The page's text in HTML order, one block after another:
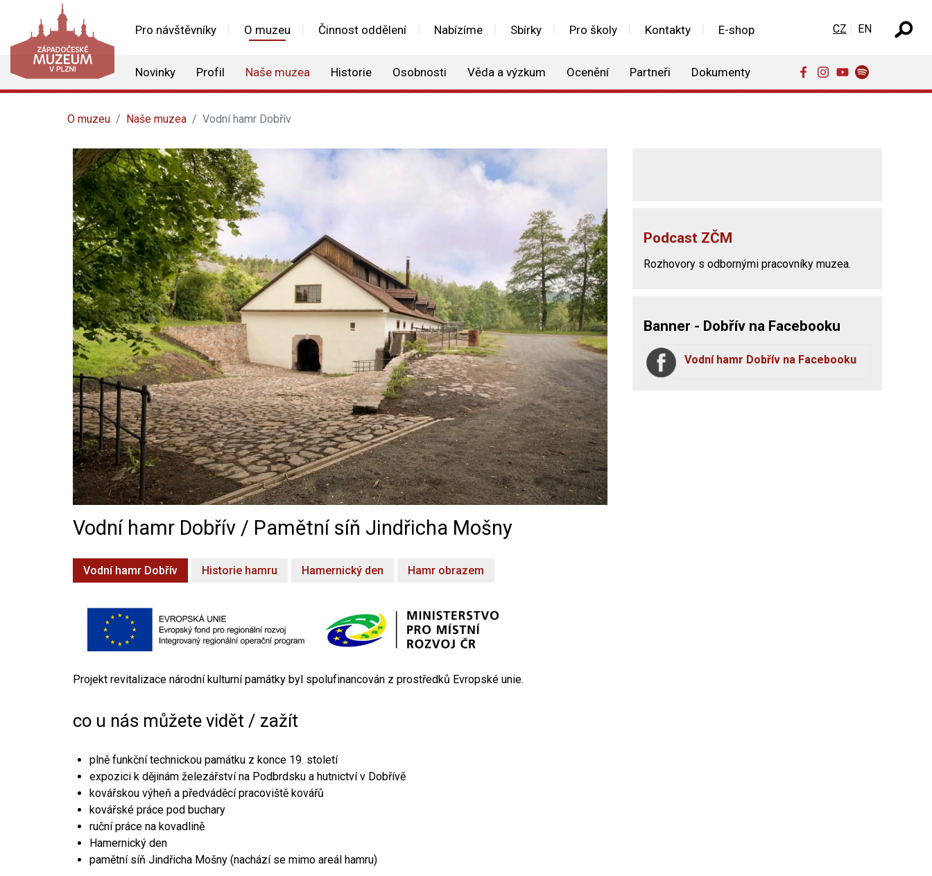
Pro návštěvníky O muzeu Činnost oddělení Nabízíme Sbírky Pro školy Kontakty E-shop
Novinky Profil Naše muzea Historie Osobnosti Věda a výzkum Ocenění Partneři Dokumenty
Zvolte jazyk
CZ EN
O muzeu Naše muzea Vodní hamr Dobřív
Vodní hamr Dobřív / Pamětní síň Jindřicha Mošny
Vodní hamr Dobřív Historie hamru Hamernický den Hamr obrazem
Projekt revitalizace národní kulturní památky byl spolufinancován z prostředků Evropské unie.
co u nás můžete vidět / zažít
plně funkční technickou památku z konce 19. století
expozici k dějinám železářství na Podbrdsku a hutnictví v Dobřívě
kovářskou výheň a předváděcí pracoviště kovářů
kovářské práce pod buchary
ruční práce na kovadlině
Hamernický den
pamětní síň Jindřicha Mošny (nachází se mimo areál hamru)
Podcast ZČM
Rozhovory s odbornými pracovníky muzea.
Banner - Dobřív na Facebooku
Vodní hamr Dobřív na Facebooku